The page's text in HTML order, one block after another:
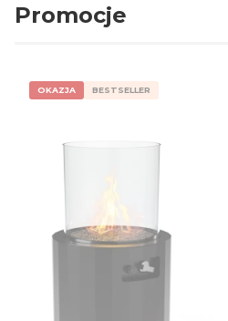
Promocje
OKAZJA BESTSELLER